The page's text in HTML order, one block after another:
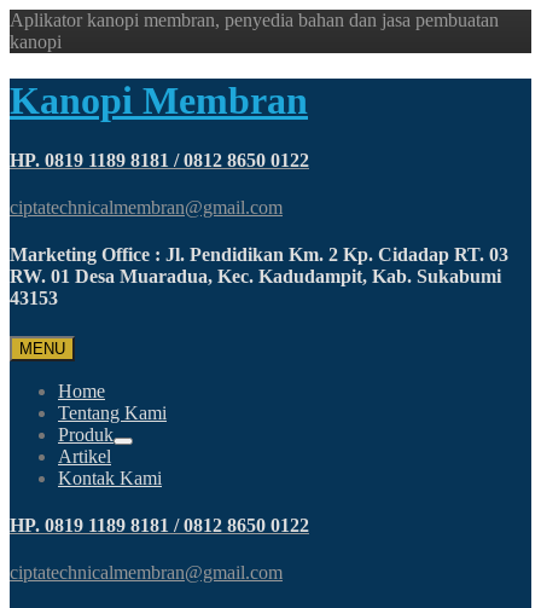
Aplikator kanopi membran, penyedia bahan dan jasa pembuatan
kanopi
Kanopi Membran
HP. 0819 1189 8181 / 0812 8650 0122
ciptatechnicalmembran@gmail.com
Marketing Office : Jl. Pendidikan Km. 2 Kp. Cidadap RT. 03
RW. 01 Desa Muaradua, Kec. Kadudampit, Kab. Sukabumi
43153
MENU
Home
Tentang Kami
Produk
Artikel
Kontak Kami
HP. 0819 1189 8181 / 0812 8650 0122
ciptatechnicalmembran@gmail.com